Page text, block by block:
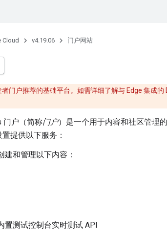
Cloud v4.19.06 门户网站
门户推荐的基础平台。如需详细了解与 Edge 集成的
门户（简称门户）是一个用于内容和社区管理
提供以下服务：
建和管理以下内容：
置测试控制台实时测试 API